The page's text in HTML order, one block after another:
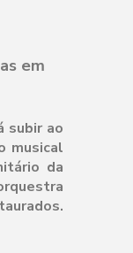
em
subir ao
musical
da